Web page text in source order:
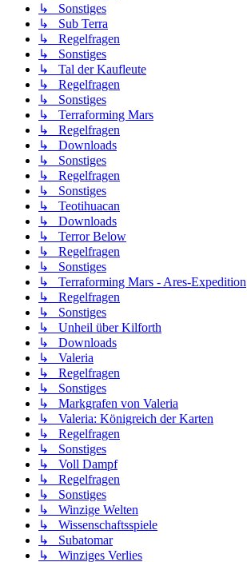
↳ Sonstiges
↳ Sub Terra
↳ Regelfragen
↳ Sonstiges
↳ Tal der Kaufleute
↳ Regelfragen
↳ Sonstiges
↳ Terraforming Mars
↳ Regelfragen
↳ Downloads
↳ Sonstiges
↳ Regelfragen
↳ Sonstiges
↳ Teotihuacan
↳ Downloads
↳ Terror Below
↳ Regelfragen
↳ Sonstiges
↳ Terraforming Mars - Ares-Expedition
↳ Regelfragen
↳ Sonstiges
↳ Unheil über Kilforth
↳ Downloads
↳ Valeria
↳ Regelfragen
↳ Sonstiges
↳ Markgrafen von Valeria
↳ Valeria: Königreich der Karten
↳ Regelfragen
↳ Sonstiges
↳ Voll Dampf
↳ Regelfragen
↳ Sonstiges
↳ Winzige Welten
↳ Wissenschaftsspiele
↳ Subatomar
↳ Winziges Verlies